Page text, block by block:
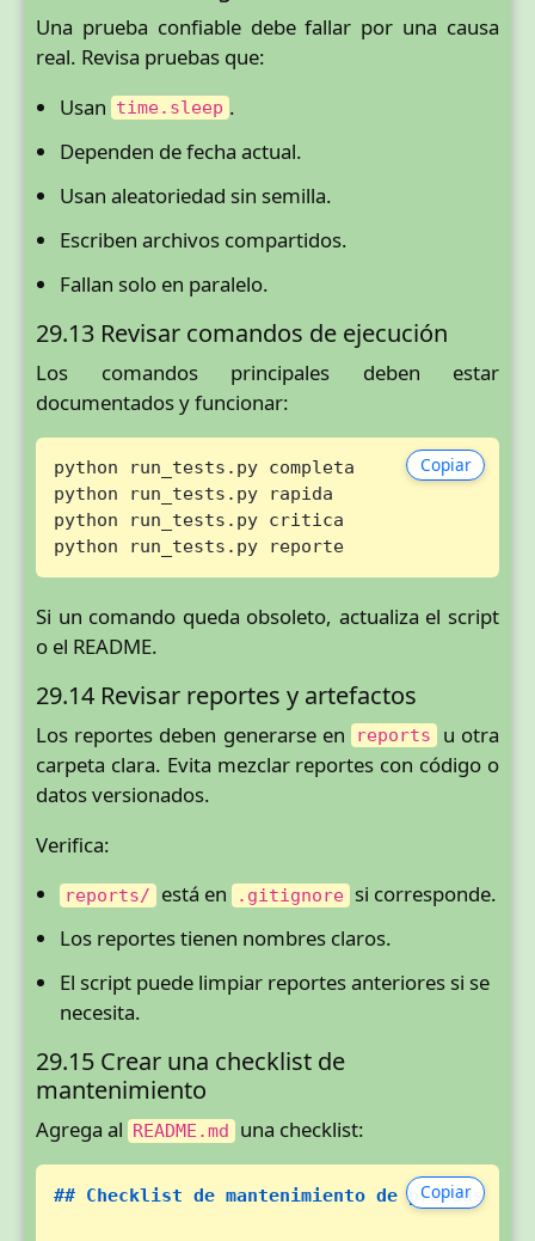
Una prueba confiable debe fallar por una causa
real. Revisa pruebas que:
Usan time.sleep .
Dependen de fecha actual.
Usan aleatoriedad sin semilla.
Escriben archivos compartidos.
Fallan solo en paralelo.
29.13 Revisar comandos de ejecución
Los comandos principales deben estar
documentados y funcionar:
Copiar
python run_tests.py completa
python run_tests.py rapida
python run_tests.py critica
python run_tests.py reporte
Si un comando queda obsoleto, actualiza el script
o el README.
29.14 Revisar reportes y artefactos
Los reportes deben generarse en reports u otra
carpeta clara. Evita mezclar reportes con código o
datos versionados.
Verifica:
reports/ está en .gitignore si corresponde.
Los reportes tienen nombres claros.
El script puede limpiar reportes anteriores si se
necesita.
29.15 Crear una checklist de
mantenimiento
Agrega al README.md una checklist:
Copiar
## Checklist de mantenimiento de pruebas